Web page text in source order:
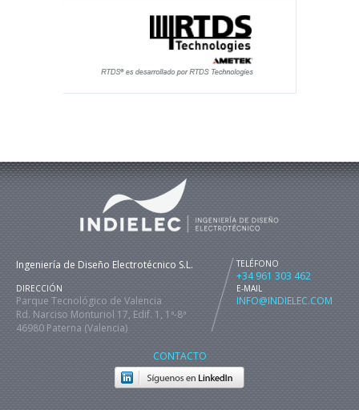
Ingeniería de Diseño Electrotécnico S.L. TELÉFONO
+34 961 303 462
DIRECCIÓN
Parque Tecnológico de Valencia
Rd. Narciso Monturiol 17, Edif. 1, 1ª-8ª
46980 Paterna (Valencia)
E-MAIL
INFO@INDIELEC.COM
CONTACTO